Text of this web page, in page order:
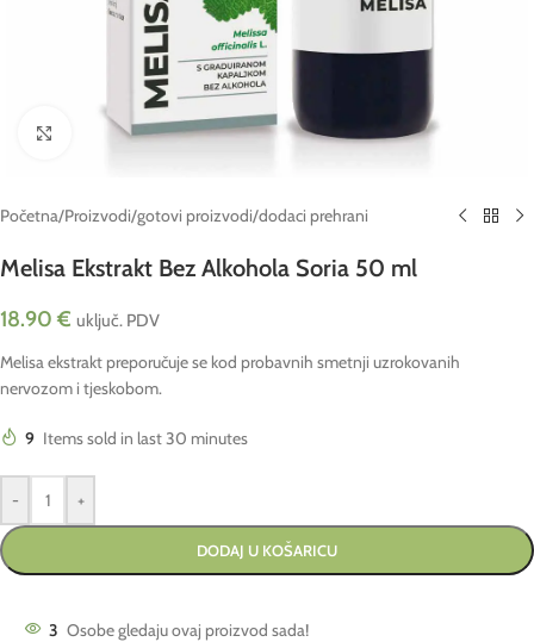
Click to enlarge
Početna/Proizvodi/gotovi proizvodi/dodaci prehrani
Melisa Ekstrakt Bez Alkohola Soria 50 ml
18.90 € uključ. PDV
Melisa ekstrakt preporučuje se kod probavnih smetnji uzrokovanih
nervozom i tjeskobom.
9 Items sold in last 30 minutes
- +
DODAJ U KOŠARICU
3 Osobe gledaju ovaj proizvod sada!